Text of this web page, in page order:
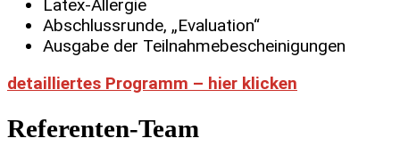
Latex-Allergie
Abschlussrunde, „Evaluation“
Ausgabe der Teilnahmebescheinigungen
detailliertes Programm – hier klicken
Referenten-Team